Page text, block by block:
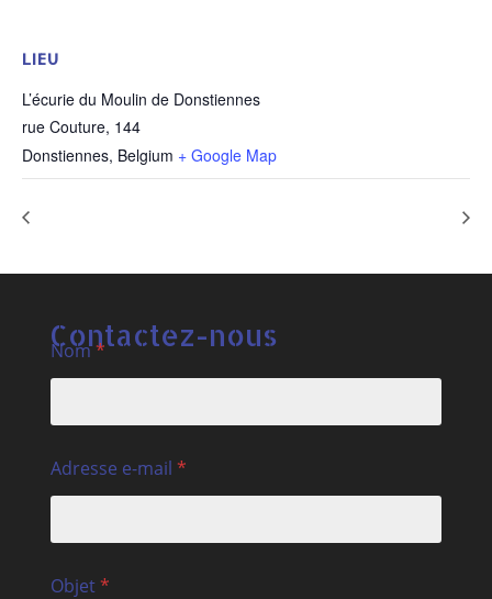
LIEU
L’écurie du Moulin de Donstiennes
rue Couture, 144
Donstiennes, Belgium + Google Map
Contactez-nous
Nom*
Adresse e-mail *
Objet*